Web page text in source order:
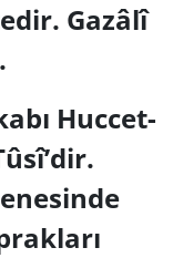
Gazâlî
Huccet-